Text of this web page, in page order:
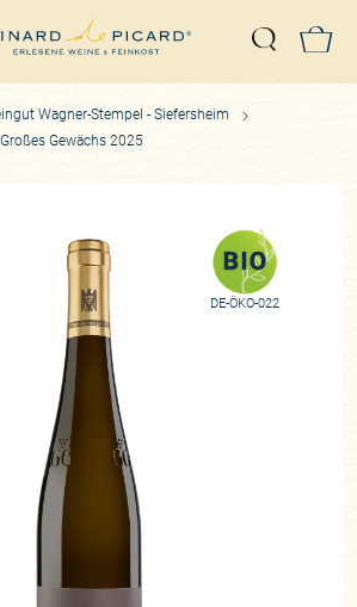
Suche
Wagner-Stempel - Siefersheim
Gewächs 2025
DE-ÖKO-022